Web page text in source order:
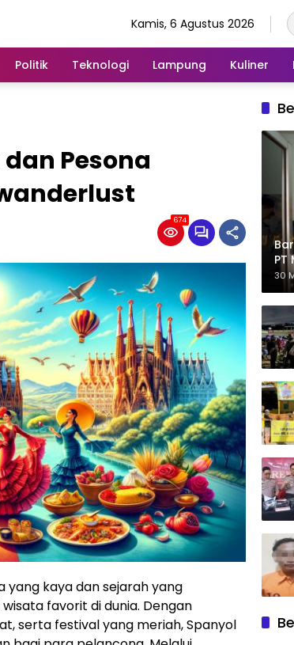
Kamis, 6 Agustus 2026
Politik Teknologi Lampung Kuliner
Pesona
674
yang kaya dan sejarah yang
favorit di dunia. Dengan
serta festival yang meriah, Spanyol
PT
30